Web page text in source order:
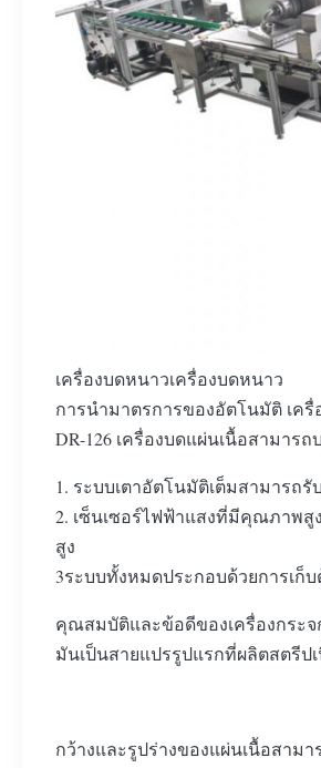
เครื่องบดหนาวเครื่องบดหนาว
การนํามาตรการของอัตโนมัติ เครื่
DR-126 เครื่องบดแผ่นเนื้อสามา
1. ระบบเตาอัตโนมัติเต็มสามารถ
2. เซ็นเซอร์ไฟฟ้าแสงที่มีคุณภาพสู
สูง
3ระบบทั้งหมดประกอบด้วยการเก็
คุณสมบัติและข้อดีของเครื่องกระจ
มันเป็นสายแปรรูปแรกที่ผลิตสตรีป
กว้างและรูปร่างของแผ่นเนื้อสาม